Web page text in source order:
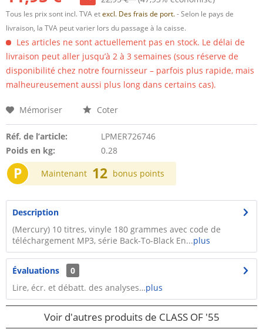
Tous les prix sont incl. TVA etexcl. Des frais de port.- Selon le pays de
livraison, la TVA peut varier lors du passage à la caisse.
Les articles ne sont actuellement pas en stock. Le délai de
livraison peut aller jusqu’à 2 à 3 semaines (sous réserve de
disponibilité chez notre fournisseur – parfois plus rapide, mais
malheureusement aussi plus long dans certains cas).
Mémoriser Coter
Réf. de l’article:
LPMER726746
Poids en kg:
0.28
P Maintenant 12 bonus points
Description
(Mercury) 10 titres, vinyle 180 grammes avec code de
téléchargement MP3, série Back-To-Black En...plus
Évaluations
0
Lire, écr. et débatt. des analyses…plus
Voir d'autres produits de CLASS OF '55